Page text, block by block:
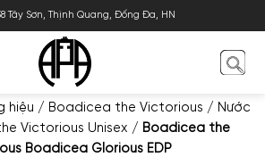
Tây Sơn, Thịnh Quang, Đống Đa, HN
hiệu / Boadicea the Victorious / Nước
Victorious Unisex / Boadicea the
Boadicea Glorious EDP